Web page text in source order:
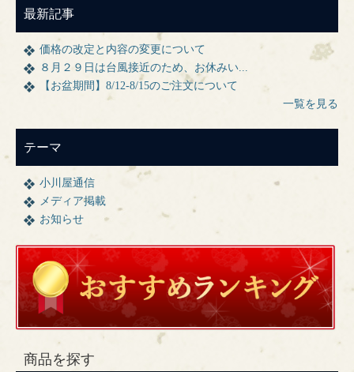
最新記事
価格の改定と内容の変更について
８月２９日は台風接近のため、お休みい...
【お盆期間】8/12-8/15のご注文について
一覧を見る
テーマ
小川屋通信
メディア掲載
お知らせ
商品を探す